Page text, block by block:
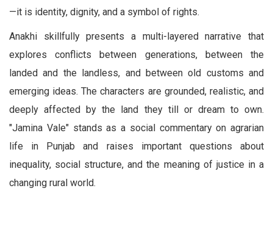
—it is identity, dignity, and a symbol of rights.
Anakhi skillfully presents a multi-layered narrative that
explores conflicts between generations, between the
landed and the landless, and between old customs and
emerging ideas. The characters are grounded, realistic, and
deeply affected by the land they till or dream to own.
"Jamina Vale" stands as a social commentary on agrarian
life in Punjab and raises important questions about
inequality, social structure, and the meaning of justice in a
changing rural world.